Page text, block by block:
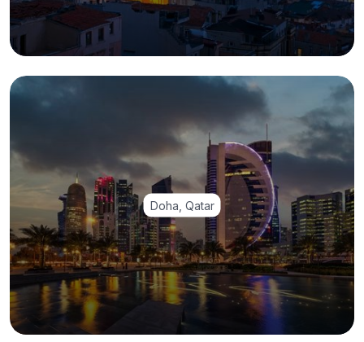
Doha, Qatar